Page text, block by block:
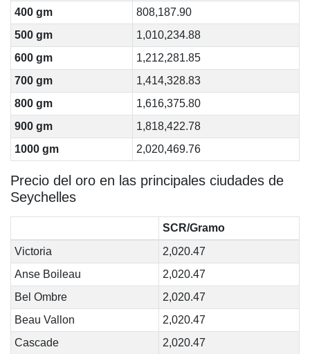
400 gm
808,187.90
500 gm
1,010,234.88
600 gm
1,212,281.85
700 gm
1,414,328.83
800 gm
1,616,375.80
900 gm
1,818,422.78
1000 gm
2,020,469.76
Precio del oro en las principales ciudades de
Seychelles
SCR/Gramo
Victoria
2,020.47
Anse Boileau
2,020.47
Bel Ombre
2,020.47
Beau Vallon
2,020.47
Cascade
2,020.47